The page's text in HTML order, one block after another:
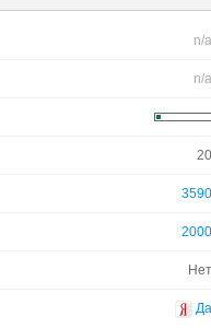
n/a
n/a
20
3590
2000
Нет
Да